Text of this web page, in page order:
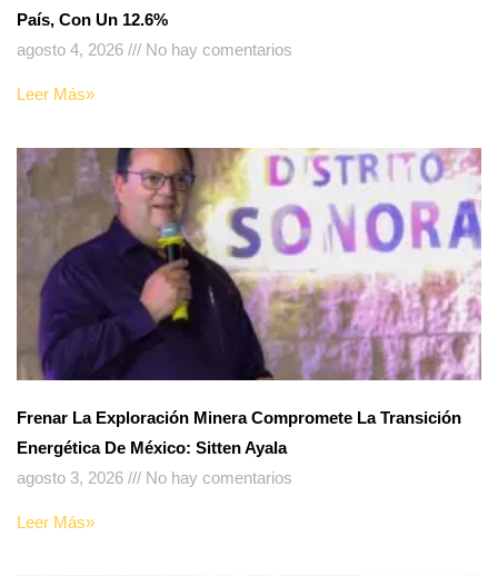
País, Con Un 12.6%
agosto 4, 2026
No hay comentarios
Leer Más»
Frenar La Exploración Minera Compromete La Transición
Energética De México: Sitten Ayala
agosto 3, 2026
No hay comentarios
Leer Más»